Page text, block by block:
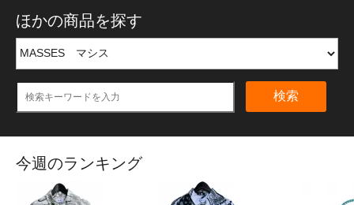
ほかの商品を探す
検索
今週のランキング